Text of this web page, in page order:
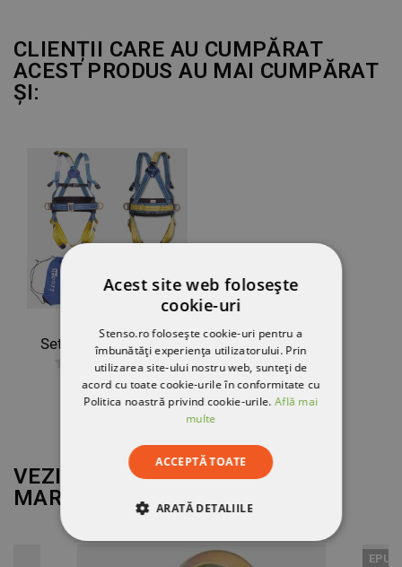
CLIENȚII CARE AU CUMPĂRAT
ACEST PRODUS AU MAI CUMPĂRAT
ȘI:
368,00 RON
VEZI MAI MULT DE LA
MARCA
SEKURALT
Acest site web folosește
cookie-uri
Stenso.ro folosește cookie-uri pentru a
îmbunătăți experiența utilizatorului. Prin
utilizarea site-ului nostru web, sunteți de
acord cu toate cookie-urile în conformitate cu
Politica noastră privind cookie-urile.Află mai
multe
ACCEPTĂ TOATE
ARATĂ DETALIILE
STRICT NECESARE